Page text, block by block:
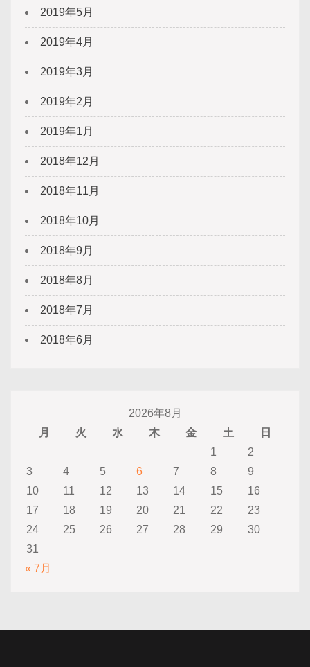
2019年5月
2019年4月
2019年3月
2019年2月
2019年1月
2018年12月
2018年11月
2018年10月
2018年9月
2018年8月
2018年7月
2018年6月
2026年8月
月
火 水 木 金 土
日
1
2
3
4 5 6 7 8
9
10
11 12 13 14 15
16
17
18 19 20 21 22
23
24
25 26 27 28 29
30
31
« 7月